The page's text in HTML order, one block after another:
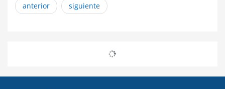
anterior siguiente